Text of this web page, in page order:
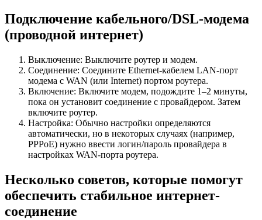
Подключение кабельного/DSL-модема
(проводной интернет)
Выключение: Выключите роутер и модем.
Соединение: Соедините Ethernet-кабелем LAN-порт
модема с WAN (или Internet) портом роутера.
Включение: Включите модем, подождите 1–2 минуты,
пока он установит соединение с провайдером. Затем
включите роутер.
Настройка: Обычно настройки определяются
автоматически, но в некоторых случаях (например,
PPPoE) нужно ввести логин/пароль провайдера в
настройках WAN-порта роутера.
Несколько советов, которые помогут
обеспечить стабильное интернет-
соединение